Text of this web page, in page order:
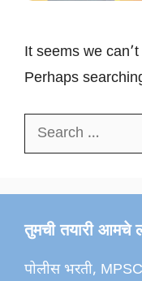
It seems we
Perhaps
Search
for:
तुमची तयारी आमचे
पोलीस भरती,